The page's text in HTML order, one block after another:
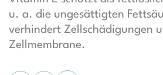
u. a. die ungesättigten
verhindert Zellschädigungen
Zellmembrane.